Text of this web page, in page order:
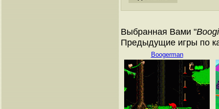
Выбранная Вами "
Предыдущие игры по
Boogerman